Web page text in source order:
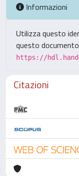
Informazioni
Utilizza questo
questo
https://
Citazioni